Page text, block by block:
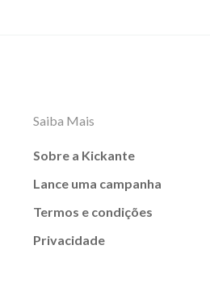
Saiba Mais
Sobre a Kickante
Lance uma campanha
Termos e condições
Privacidade